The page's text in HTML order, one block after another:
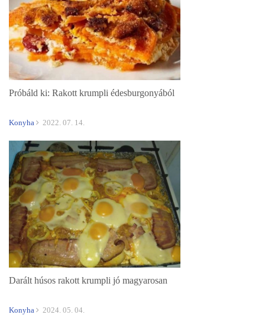
Próbáld ki: Rakott krumpli édesburgonyából
Konyha 2022. 07. 14.
Darált húsos rakott krumpli jó magyarosan
Konyha 2024. 05. 04.